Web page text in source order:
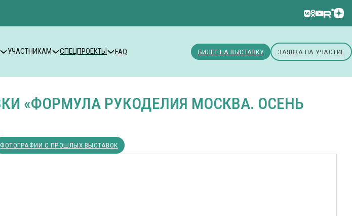
УЧАСТНИКАМ СПЕЦПРОЕКТЫ FAQ БИЛЕТ НА ВЫСТАВКУ ЗАЯВКА НА УЧАСТИЕ
«ФОРМУЛА РУКОДЕЛИЯ МОСКВА. ОСЕНЬ
ФОТОГРАФИИ С ПРОШЛЫХ ВЫСТАВОК